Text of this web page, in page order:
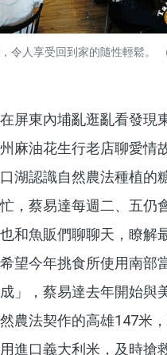
令人享受回到家的隨性輕鬆。
東內埔亂逛亂看發現
麻油花生行老店聊愛情
湖認識自然農法種植的
，蔡易達每週二、五仍
和魚販們聊聊天，瞭解
望今年挑食所使用南部
」，蔡易達去年開始與
農法契作的高雄147米
進口義大利米，及時搶